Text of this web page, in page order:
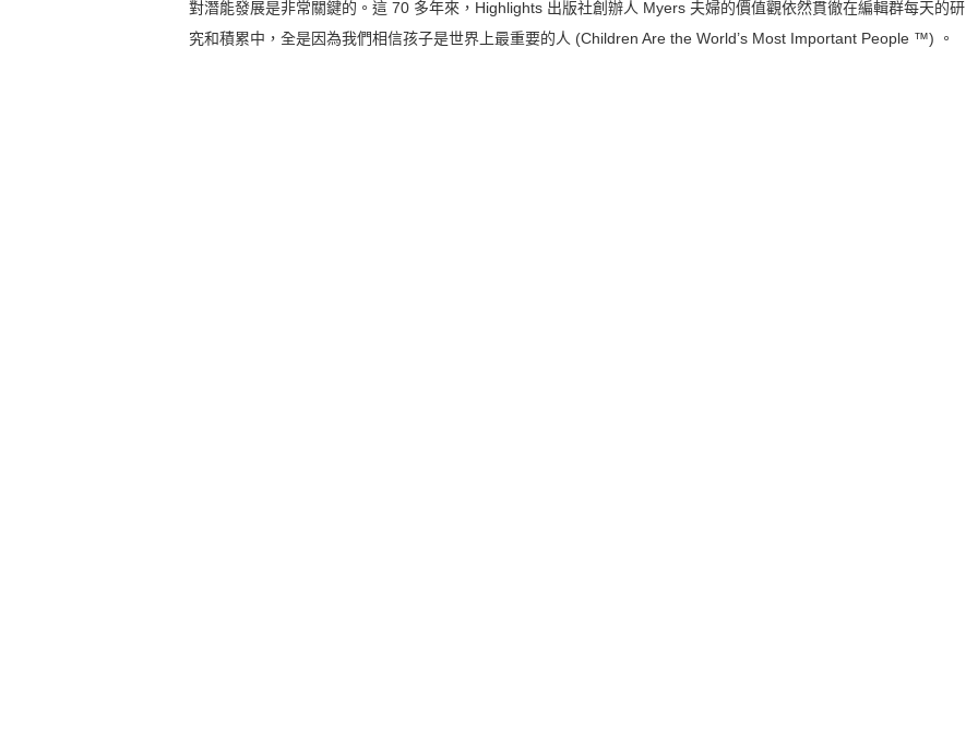
對潛能發展是非常關鍵的。這 70 多年來，Highlights 出版社創辦人 Myers 夫婦的價值觀依然貫徹在編輯群每天的研
究和積累中，全是因為我們相信孩子是世界上最重要的人 (Children Are the World’s Most Important People ™) 。